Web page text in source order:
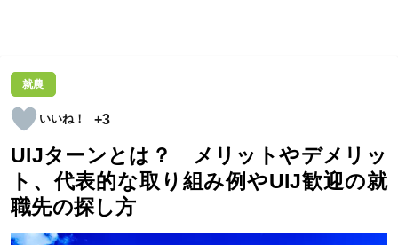
就農
+3
UIJターンとは？ メリットやデメリッ
ト、代表的な取り組み例やUIJ歓迎の就
職先の探し方